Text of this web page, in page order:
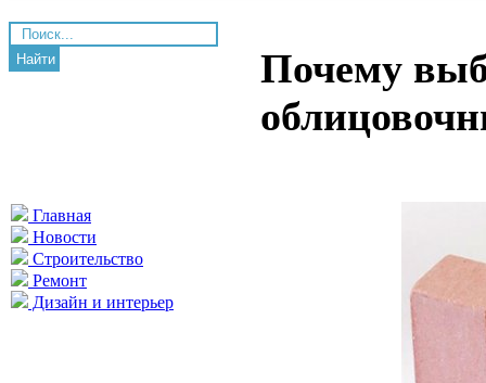
Найти
Главная
Новости
Строительство
Ремонт
Дизайн и интерьер
Почему